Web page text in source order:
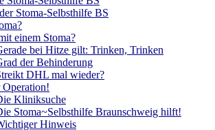
Stoma-Selbsthilfe BS
einem Stoma?
bei Hitze gilt: Trinken, Trinken
der Behinderung
DHL mal wieder?
Operation!
Kliniksuche
Stoma~Selbsthilfe Braunschweig hilft!
Hinweis